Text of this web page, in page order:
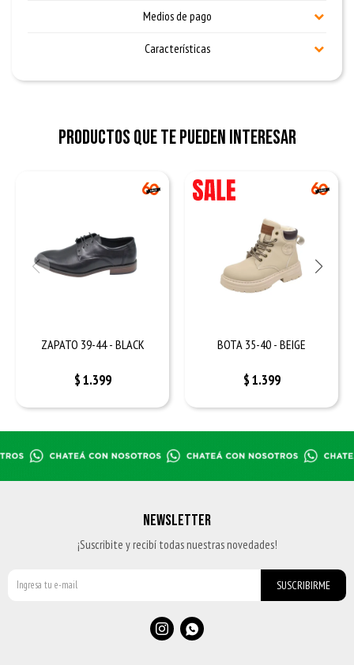
Medios de pago
Características
Productos que te pueden interesar
ZAPATO 39-44 - BLACK
$1.399
BOTA 35-40 - BEIGE
$1.399
NEWSLETTER
¡Suscribite y recibí todas nuestras novedades!
SUSCRIBIRME
 